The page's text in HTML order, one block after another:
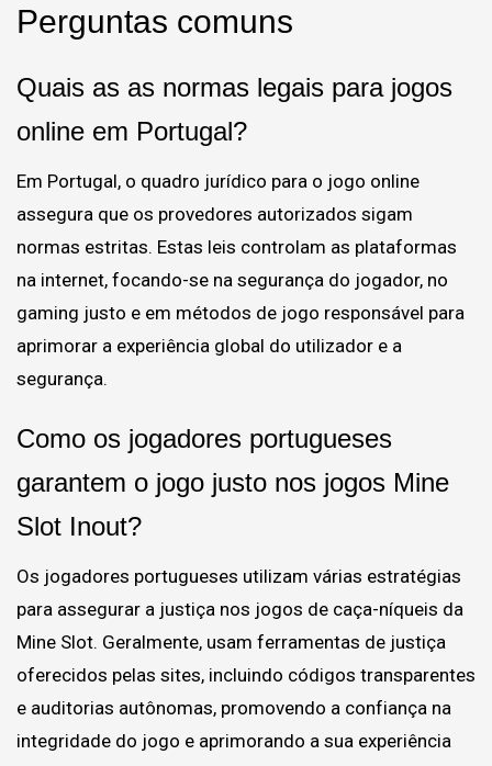
Perguntas comuns
Quais as as normas legais para jogos
online em Portugal?
Em Portugal, o quadro jurídico para o jogo online
assegura que os provedores autorizados sigam
normas estritas. Estas leis controlam as plataformas
na internet, focando-se na segurança do jogador, no
gaming justo e em métodos de jogo responsável para
aprimorar a experiência global do utilizador e a
segurança.
Como os jogadores portugueses
garantem o jogo justo nos jogos Mine
Slot Inout?
Os jogadores portugueses utilizam várias estratégias
para assegurar a justiça nos jogos de caça-níqueis da
Mine Slot. Geralmente, usam ferramentas de justiça
oferecidos pelas sites, incluindo códigos transparentes
e auditorias autônomas, promovendo a confiança na
integridade do jogo e aprimorando a sua experiência